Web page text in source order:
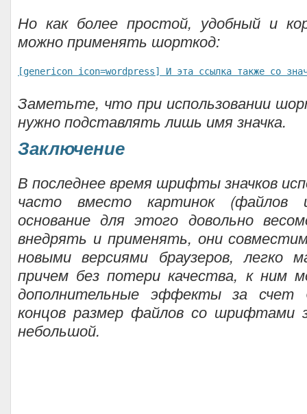
Но как более простой, удобный и
можно применять шорткод:
[genericon icon=wordpress] И эта ссылка также со
Заметьте, что при использовании
нужно подставлять лишь имя значка.
Заключение
В последнее время шрифты значков
часто вместо картинок (файлов
основание для этого довольно
внедрять и применять, они
новыми версиями браузеров, легко
причем без потери качества, к ним
дополнительные эффекты за
концов размер файлов со шрифтами
небольшой.